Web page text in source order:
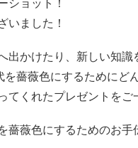
ショット！
いました！
出かけたり、新しい知
を薔薇色にするためにど
てくれたプレゼントをご
薔薇色にするためのお手